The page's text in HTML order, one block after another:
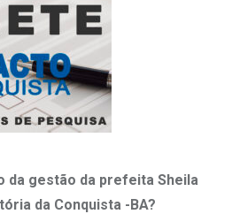
da gestão da prefeita Sheila
da Conquista -BA?